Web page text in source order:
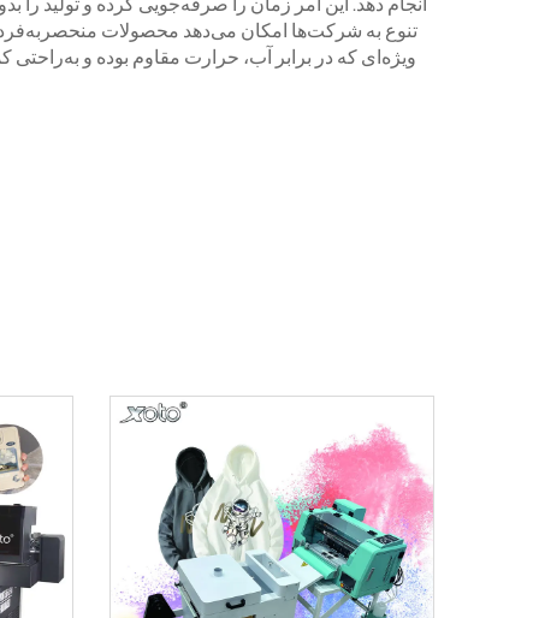
انجام دهد. این امر زمان را صرفه‌جویی کرده و تولید را
تنوع به شرکت‌ها امکان می‌دهد محصولات
ویژه‌ای که در برابر آب، حرارت مقاوم بوده و